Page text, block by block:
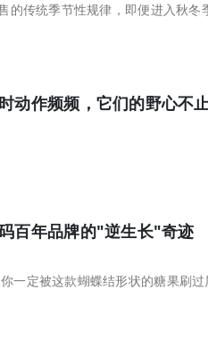
的传统季节性规律，即便进入秋
动作频频，它们的野心不
百年品牌的"逆生长"奇迹
一定被这款蝴蝶结形状的糖果刷过